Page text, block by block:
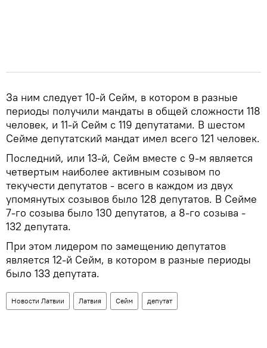
За ним следует 10-й Сейм, в котором в разные
периоды получили мандаты в общей сложности 118
человек, и 11-й Сейм с 119 депутатами. В шестом
Сейме депутатский мандат имел всего 121 человек.
Последний, или 13-й, Сейм вместе с 9-м является
четвертым наиболее активным созывом по
текучести депутатов - всего в каждом из двух
упомянутых созывов было 128 депутатов. В Сейме
7-го созыва было 130 депутатов, а 8-го созыва -
132 депутата.
При этом лидером по замещению депутатов
является 12-й Сейм, в котором в разные периоды
было 133 депутата.
Новости Латвии Латвия Сейм депутат